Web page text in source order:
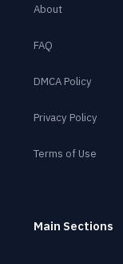
About
FAQ
DMCA Policy
Privacy Policy
Terms of Use
Main Sections